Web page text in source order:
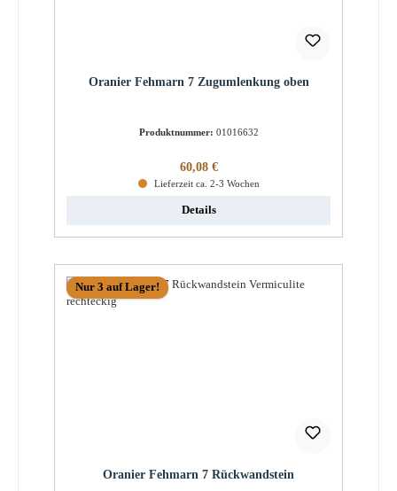
Oranier Fehmarn 7 Zugumlenkung oben
Produktnummer: 01016632
Regulärer Preis:
60,08 €
Lieferzeit ca. 2-3 Wochen
Details
Nur 3 auf Lager!
Oranier Fehmarn 7 Rückwandstein